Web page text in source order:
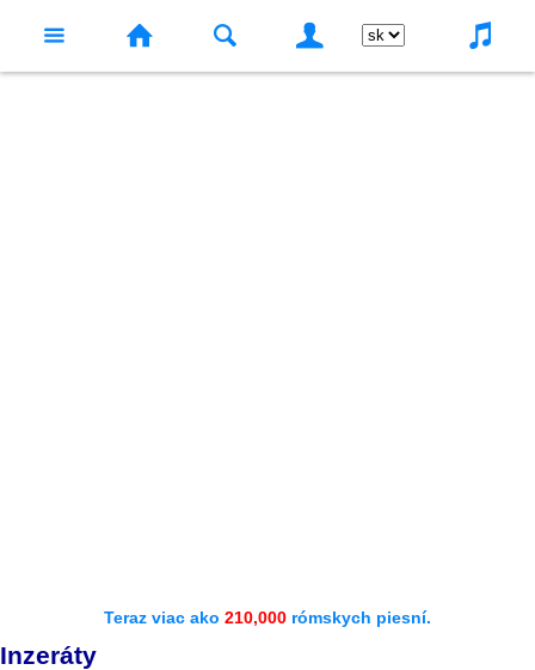
Teraz viac ako 210,000 rómskych piesní.
Inzeráty